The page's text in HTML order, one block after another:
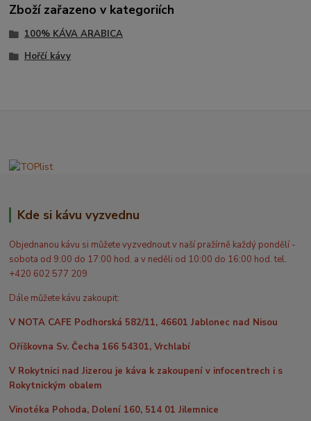
Zboží zařazeno v kategoriích
100% KÁVA ARABICA
Hořčí kávy
Kde si kávu vyzvednu
Objednanou kávu si můžete vyzvednout v naší pražírně každý pondělí -
sobota od 9:00 do 17:00 hod. a v neděli od 10:00 do 16:00 hod. tel.
+420 602 577 209
Dále můžete kávu zakoupit:
V NOTA CAFE Podhorská 582/11, 46601 Jablonec nad Nisou
Oříškovna Sv. Čecha 166 54301, Vrchlabí
V Rokytnici nad Jizerou je káva k zakoupení v infocentrech i s
Rokytnickým obalem
Vinotéka Pohoda, Dolení 160, 514 01 Jilemnice